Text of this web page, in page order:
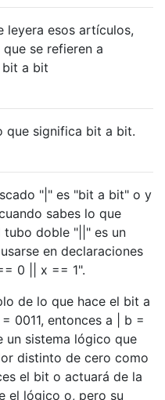
leyera esos artículos,
se refieren a
bit a bit
que significa bit a bit.
"|" es "bit a bit" o y
sabes lo que
tubo doble "||" es un
en declaraciones
0 || x == 1".
de lo que hace el bit a
0011, entonces a | b =
un sistema lógico que
distinto de cero como
el bit o actuará de la
el lógico o, pero su